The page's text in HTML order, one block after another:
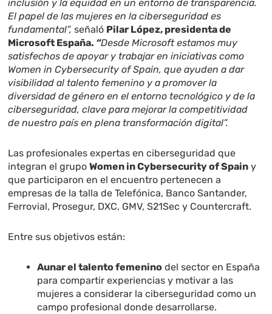
inclusión y la equidad en un entorno de transparencia.
El papel de las mujeres en la ciberseguridad es
fundamental”, señaló Pilar López, presidenta de
Microsoft España. “Desde Microsoft estamos muy
satisfechos de apoyar y trabajar en iniciativas como
Women in Cybersecurity of Spain, que ayuden a dar
visibilidad al talento femenino y a promover la
diversidad de género en el entorno tecnológico y de la
ciberseguridad, clave para mejorar la competitividad
de nuestro país en plena transformación digital”.
Las profesionales expertas en ciberseguridad que
integran el grupoWomen in Cybersecurity of Spain y
que participaron en el encuentro pertenecen a
empresas de la talla de Telefónica, Banco Santander,
Ferrovial, Prosegur, DXC, GMV, S21Sec y Countercraft.
Entre susobjetivosestán:
Aunar el talento femenino del sector en España
para compartir experiencias y motivar a las
mujeres a considerar la ciberseguridad como un
campo profesional donde desarrollarse.